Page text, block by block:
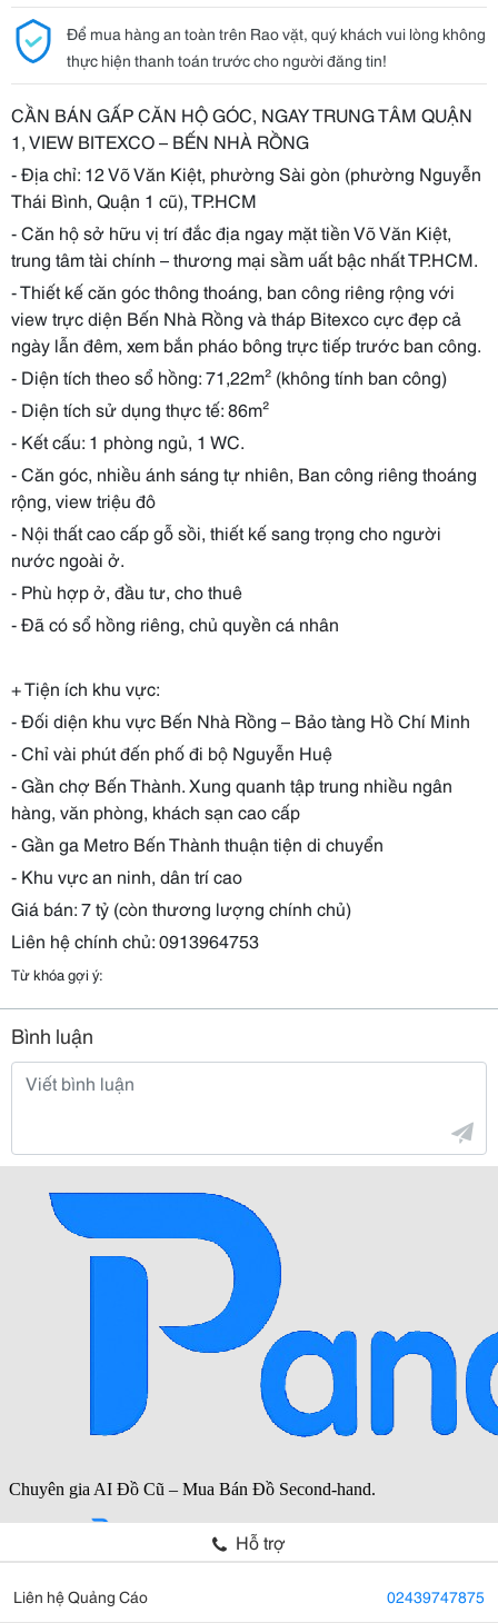
Để mua hàng an toàn trên Rao vặt, quý khách vui lòng không
thực hiện thanh toán trước cho người đăng tin!
CẦN BÁN GẤP CĂN HỘ GÓC, NGAY TRUNG TÂM QUẬN
1, VIEW BITEXCO – BẾN NHÀ RỒNG
- Địa chỉ: 12 Võ Văn Kiệt, phường Sài gòn (phường Nguyễn
Thái Bình, Quận 1 cũ), TP.HCM
- Căn hộ sở hữu vị trí đắc địa ngay mặt tiền Võ Văn Kiệt,
trung tâm tài chính – thương mại sầm uất bậc nhất TP.HCM.
- Thiết kế căn góc thông thoáng, ban công riêng rộng với
view trực diện Bến Nhà Rồng và tháp Bitexco cực đẹp cả
ngày lẫn đêm, xem bắn pháo bông trực tiếp trước ban công.
- Diện tích theo sổ hồng: 71,22m² (không tính ban công)
- Diện tích sử dụng thực tế: 86m²
- Kết cấu: 1 phòng ngủ, 1 WC.
- Căn góc, nhiều ánh sáng tự nhiên, Ban công riêng thoáng
rộng, view triệu đô
- Nội thất cao cấp gỗ sồi, thiết kế sang trọng cho người
nước ngoài ở.
- Phù hợp ở, đầu tư, cho thuê
- Đã có sổ hồng riêng, chủ quyền cá nhân
+ Tiện ích khu vực:
- Đối diện khu vực Bến Nhà Rồng – Bảo tàng Hồ Chí Minh
- Chỉ vài phút đến phố đi bộ Nguyễn Huệ
- Gần chợ Bến Thành. Xung quanh tập trung nhiều ngân
hàng, văn phòng, khách sạn cao cấp
- Gần ga Metro Bến Thành thuận tiện di chuyển
- Khu vực an ninh, dân trí cao
Giá bán: 7 tỷ (còn thương lượng chính chủ)
Liên hệ chính chủ: 0913964753
Từ khóa gợi ý:
Bình luận
Hỗ trợ
Liên hệ Quảng Cáo 02439747875